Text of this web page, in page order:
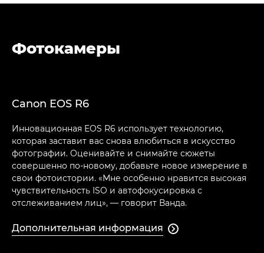
Фотокамеры
Canon EOS R6
Инновационная EOS R6 использует технологию,
которая заставит вас снова влюбиться в искусство
фотографии. Оценивайте и снимайте сюжеты
совершенно по-новому, добавьте новое измерение в
свои фотоистории. «Мне особенно нравится высокая
чувствительность ISO и автофокусировка с
отслеживанием лиц», — говорит Ванда.
Дополнительная информация 